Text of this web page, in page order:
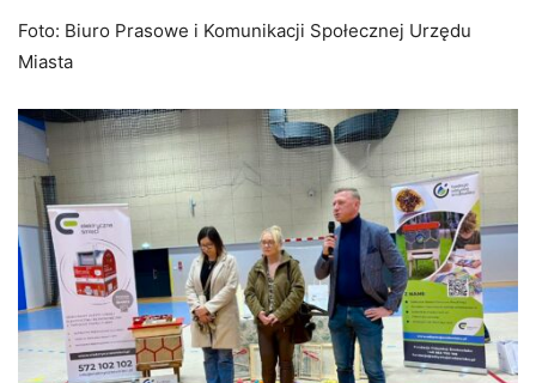
Foto: Biuro Prasowe i Komunikacji Społecznej Urzędu
Miasta